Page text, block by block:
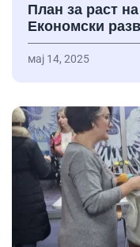
План за раст
Економски
мај 14, 2025